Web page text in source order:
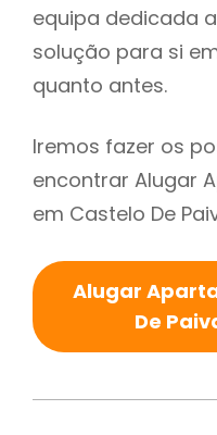
equipa dedicada
solução para si
quanto antes.
Iremos fazer os
encontrar Alugar
em Castelo De
Alugar
De